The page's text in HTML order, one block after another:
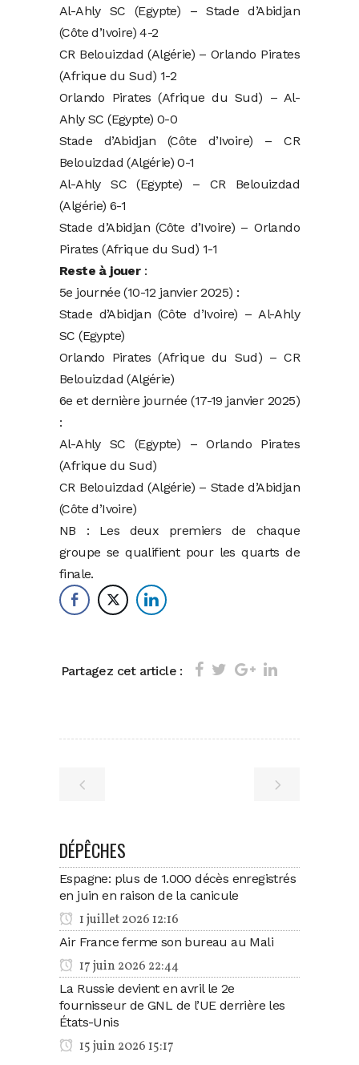
Al-Ahly SC (Egypte) – Stade d’Abidjan
(Côte d’Ivoire) 4-2
CR Belouizdad (Algérie) – Orlando Pirates
(Afrique du Sud) 1-2
Orlando Pirates (Afrique du Sud) – Al-
Ahly SC (Egypte) 0-0
Stade d’Abidjan (Côte d’Ivoire) – CR
Belouizdad (Algérie) 0-1
Al-Ahly SC (Egypte) – CR Belouizdad
(Algérie) 6-1
Stade d’Abidjan (Côte d’Ivoire) – Orlando
Pirates (Afrique du Sud) 1-1
Reste à jouer:
5e journée (10-12 janvier 2025) :
Stade d’Abidjan (Côte d’Ivoire) – Al-Ahly
SC (Egypte)
Orlando Pirates (Afrique du Sud) – CR
Belouizdad (Algérie)
6e et dernière journée (17-19 janvier 2025)
:
Al-Ahly SC (Egypte) – Orlando Pirates
(Afrique du Sud)
CR Belouizdad (Algérie) – Stade d’Abidjan
(Côte d’Ivoire)
NB : Les deux premiers de chaque
groupe se qualifient pour les quarts de
finale.
Partagez cet article :
DÉPÊCHES
Espagne: plus de 1.000 décès enregistrés
en juin en raison de la canicule
1 juillet 2026 12:16
Air France ferme son bureau au Mali
17 juin 2026 22:44
La Russie devient en avril le 2e
fournisseur de GNL de l’UE derrière les
États-Unis
15 juin 2026 15:17